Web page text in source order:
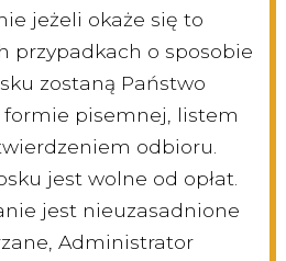
jeżeli okaże się to
przypadkach o sposobie
zostaną Państwo
pisemnej, listem
odbioru.
jest wolne od opłat.
jest nieuzasadnione
Administrator